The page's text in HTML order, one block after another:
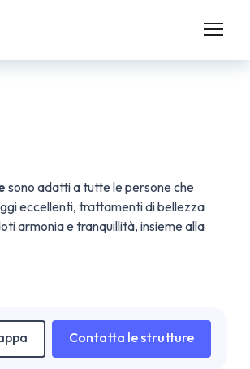
sono adatti a tutte le persone che
eccellenti, trattamenti di bellezza
armonia e tranquillità, insieme alla
Contatta le strutture